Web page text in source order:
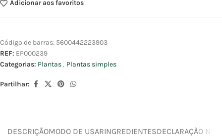
Adicionar aos favoritos
Código de barras: 5600442223903
REF: EP000239
Categorias: Plantas, Plantas simples
Partilhar:
DESCRIÇÃOMODO DE USARINGREDIENTESDECLARAÇÃO